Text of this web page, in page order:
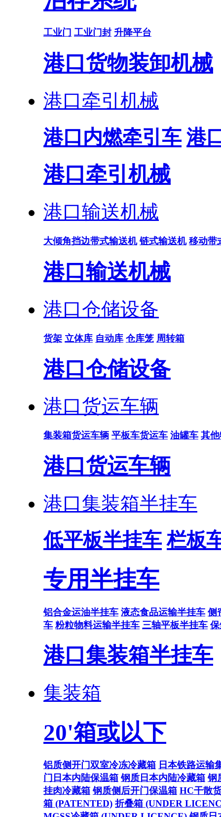
工业门 工业门封 升降平台
港口货物装卸机械
港口牵引机械
港口内燃牵引车 港
港口牵引机械
港口输送机械
大倾角挡边带式输送机 链式输送机 移动带
港口输送机械
港口仓储设备
货架 立体库 自动库 仓库笼 周转箱
港口仓储设备
港口货运车辆
集装箱货运车辆 平板车货运车 油罐车 其
港口货运车辆
港口集装箱半挂车
低平板半挂车 栏板
专用半挂车
铝合金运油半挂车 液态食品运输半挂车 侧
车 粉粒物料运输半挂车 三轴平板半挂车
港口集装箱半挂车
集装箱
20'箱或以下
铝质侧开门双室冷冻冷藏箱 日本铁路运输
门日本内陆保温箱 钢质日本内陆冷藏箱 钢
挂肉冷藏箱 钢质侧后开门保温箱 HC干散
箱 (PATENTED) 折叠箱 (UNDER